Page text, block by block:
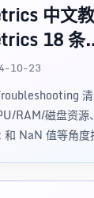
中文教
18 条
建议
10-23
清
RAM/磁盘资源
NaN 值等角度